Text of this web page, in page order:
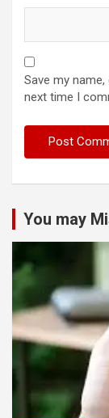
Save my
next time I
You may